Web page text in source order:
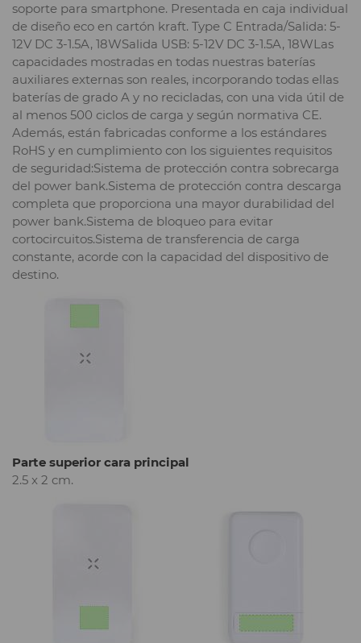
soporte para smartphone. Presentada en caja individual
de diseño eco en cartón kraft. Type C Entrada/Salida: 5-
12V DC 3-1.5A, 18WSalida USB: 5-12V DC 3-1.5A, 18WLas
capacidades mostradas en todas nuestras baterías
auxiliares externas son reales, incorporando todas ellas
baterías de grado A y no recicladas, con una vida útil de
al menos 500 ciclos de carga y según normativa CE.
Además, están fabricadas conforme a los estándares
RoHS y en cumplimiento con los siguientes requisitos
de seguridad:Sistema de protección contra sobrecarga
del power bank.Sistema de protección contra descarga
completa que proporciona una mayor durabilidad del
power bank.Sistema de bloqueo para evitar
cortocircuitos.Sistema de transferencia de carga
constante, acorde con la capacidad del dispositivo de
destino.
Parte superior cara principal
2.5 x 2 cm.